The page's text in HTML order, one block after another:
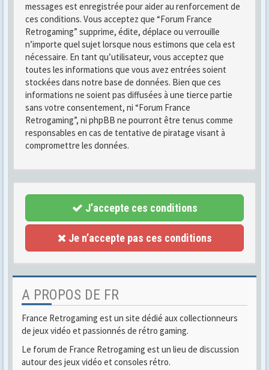
messages est enregistrée pour aider au renforcement de
ces conditions. Vous acceptez que “Forum France
Retrogaming” supprime, édite, déplace ou verrouille
n’importe quel sujet lorsque nous estimons que cela est
nécessaire. En tant qu’utilisateur, vous acceptez que
toutes les informations que vous avez entrées soient
stockées dans notre base de données. Bien que ces
informations ne soient pas diffusées à une tierce partie
sans votre consentement, ni “Forum France
Retrogaming”, ni phpBB ne pourront être tenus comme
responsables en cas de tentative de piratage visant à
compromettre les données.
J’accepte ces conditions
Je n’accepte pas ces conditions
A PROPOS DE FR
France Retrogaming est un site dédié aux collectionneurs
de jeux vidéo et passionnés de rétro gaming.
Le forum de France Retrogaming est un lieu de discussion
autour des jeux vidéo et consoles rétro.